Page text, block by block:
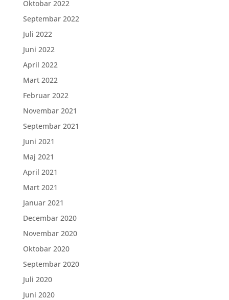
Oktobar 2022
Septembar 2022
Juli 2022
Juni 2022
April 2022
Mart 2022
Februar 2022
Novembar 2021
Septembar 2021
Juni 2021
Maj 2021
April 2021
Mart 2021
Januar 2021
Decembar 2020
Novembar 2020
Oktobar 2020
Septembar 2020
Juli 2020
Juni 2020